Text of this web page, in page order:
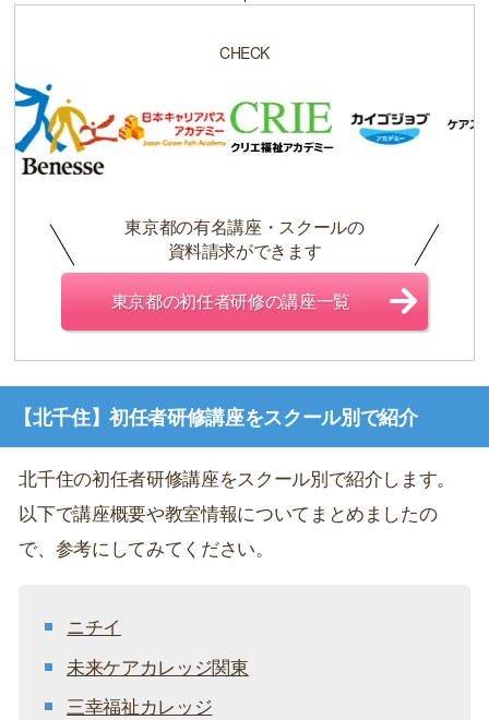
CHECK
東京都の有名講座・スクールの
資料請求ができます
東京都の初任者研修の講座一覧
【北千住】初任者研修講座をスクール別で紹介
北千住の初任者研修講座をスクール別で紹介します。
以下で講座概要や教室情報についてまとめましたの
で、参考にしてみてください。
ニチイ
未来ケアカレッジ関東
三幸福祉カレッジ